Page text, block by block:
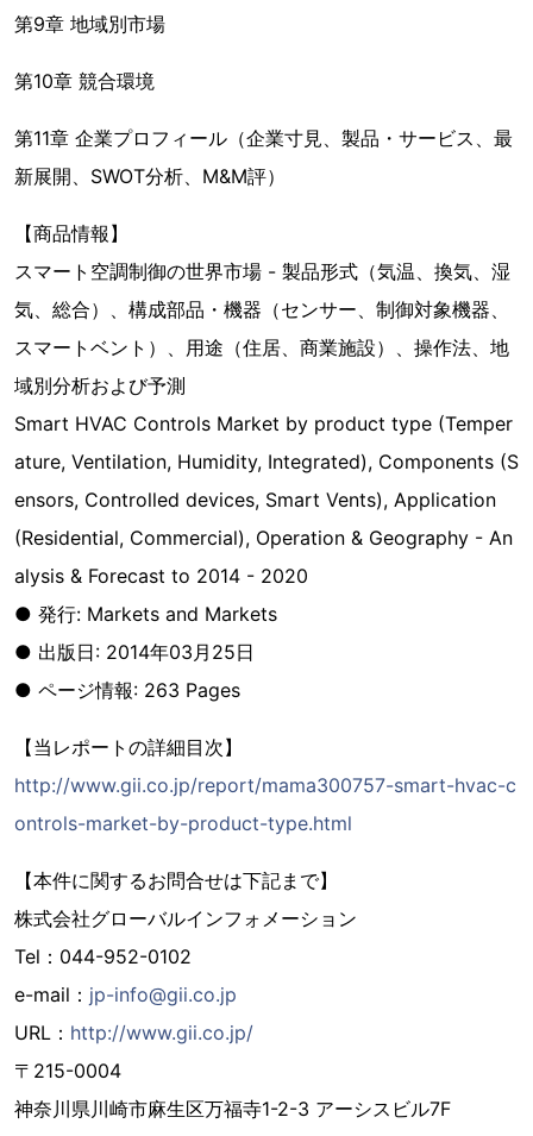
第9章 地域別市場
第10章 競合環境
第11章 企業プロフィール（企業寸見、製品・サービス、最
新展開、SWOT分析、M&M評）
【商品情報】
スマート空調制御の世界市場 - 製品形式（気温、換気、湿
気、総合）、構成部品・機器（センサー、制御対象機器、
スマートベント）、用途（住居、商業施設）、操作法、地
域別分析および予測
Smart HVAC Controls Market by product type (Temper
ature, Ventilation, Humidity, Integrated), Components (S
ensors, Controlled devices, Smart Vents), Application
(Residential, Commercial), Operation & Geography - An
alysis & Forecast to 2014 - 2020
● 発行: Markets and Markets
● 出版日: 2014年03月25日
● ページ情報: 263 Pages
【当レポートの詳細目次】
http://www.gii.co.jp/report/mama300757-smart-hvac-c
ontrols-market-by-product-type.html
【本件に関するお問合せは下記まで】
株式会社グローバルインフォメーション
Tel：044-952-0102
e-mail： jp-info@gii.co.jp
URL： http://www.gii.co.jp/
〒215-0004
神奈川県川崎市麻生区万福寺1-2-3 アーシスビル7F